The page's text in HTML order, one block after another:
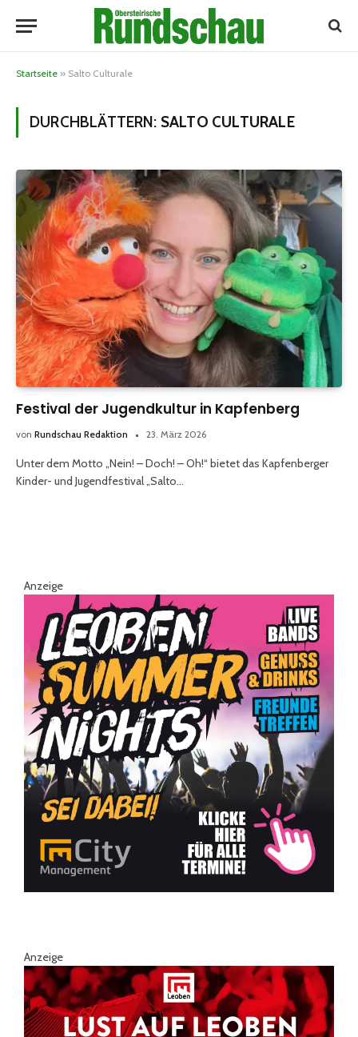
Startseite » Salto Culturale
DURCHBLÄTTERN: SALTO CULTURALE
Festival der Jugendkultur in Kapfenberg
von Rundschau Redaktion 23. März 2026
Unter dem Motto „Nein! – Doch! – Oh!“ bietet das Kapfenberger
Kinder- und Jugendfestival „Salto…
Anzeige
Anzeige